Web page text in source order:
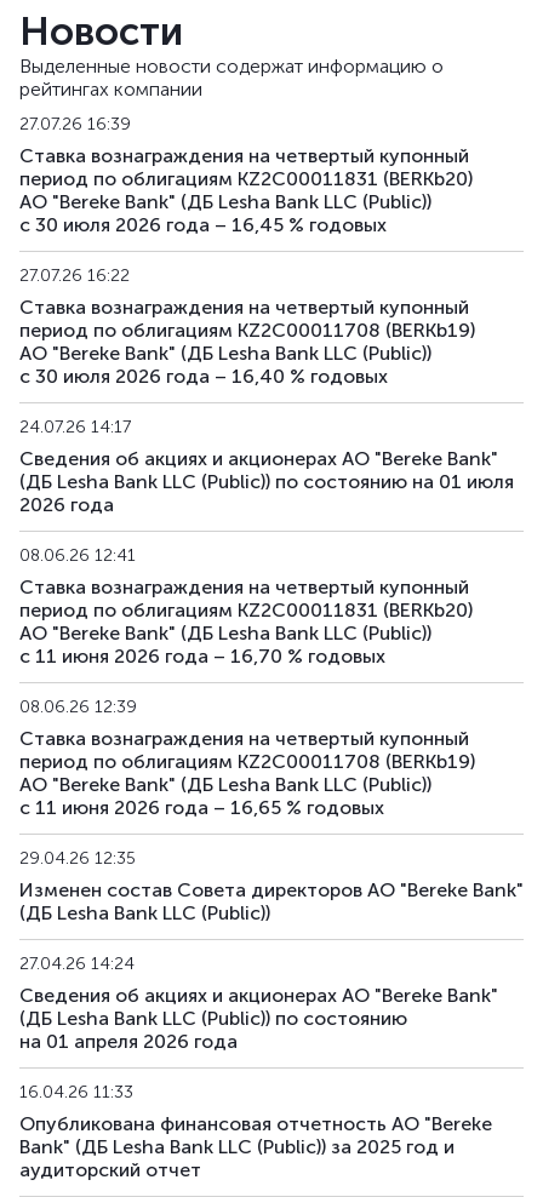
Новости
Выделенные новости содержат информацию о
рейтингах компании
27.07.26 16:39
Ставка вознаграждения на четвертый купонный
период по облигациям KZ2C00011831 (BERKb20)
АО "Bereke Bank" (ДБ Lesha Bank LLC (Public))
с 30 июля 2026 года – 16,45 % годовых
27.07.26 16:22
Ставка вознаграждения на четвертый купонный
период по облигациям KZ2C00011708 (BERKb19)
АО "Bereke Bank" (ДБ Lesha Bank LLC (Public))
с 30 июля 2026 года – 16,40 % годовых
24.07.26 14:17
Сведения об акциях и акционерах АО "Bereke Bank"
(ДБ Lesha Bank LLC (Public)) по состоянию на 01 июля
2026 года
08.06.26 12:41
Ставка вознаграждения на четвертый купонный
период по облигациям KZ2C00011831 (BERKb20)
АО "Bereke Bank" (ДБ Lesha Bank LLC (Public))
с 11 июня 2026 года – 16,70 % годовых
08.06.26 12:39
Ставка вознаграждения на четвертый купонный
период по облигациям KZ2C00011708 (BERKb19)
АО "Bereke Bank" (ДБ Lesha Bank LLC (Public))
с 11 июня 2026 года – 16,65 % годовых
29.04.26 12:35
Изменен состав Совета директоров АО "Bereke Bank"
(ДБ Lesha Bank LLC (Public))
27.04.26 14:24
Сведения об акциях и акционерах АО "Bereke Bank"
(ДБ Lesha Bank LLC (Public)) по состоянию
на 01 апреля 2026 года
16.04.26 11:33
Опубликована финансовая отчетность АО "Bereke
Bank" (ДБ Lesha Bank LLC (Public)) за 2025 год и
аудиторский отчет